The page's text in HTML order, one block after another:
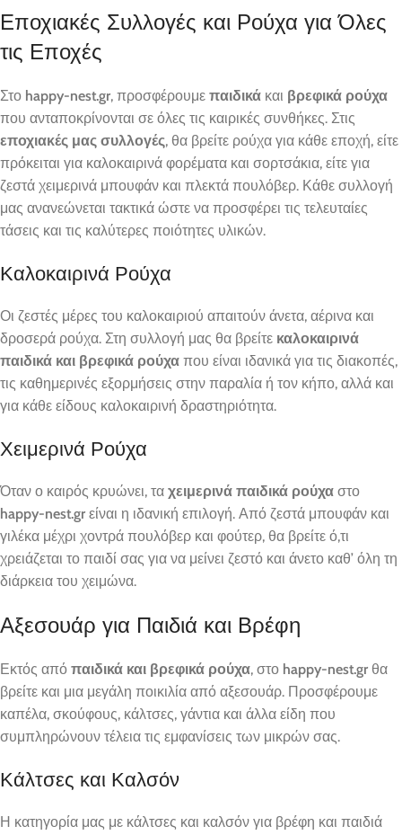
Εποχιακές Συλλογές και Ρούχα για Όλες
τις Εποχές
Στο happy-nest.gr, προσφέρουμε παιδικά και βρεφικά ρούχα
που ανταποκρίνονται σε όλες τις καιρικές συνθήκες. Στις
εποχιακές μας συλλογές, θα βρείτε ρούχα για κάθε εποχή, είτε
πρόκειται για καλοκαιρινά φορέματα και σορτσάκια, είτε για
ζεστά χειμερινά μπουφάν και πλεκτά πουλόβερ. Κάθε συλλογή
μας ανανεώνεται τακτικά ώστε να προσφέρει τις τελευταίες
τάσεις και τις καλύτερες ποιότητες υλικών.
Καλοκαιρινά Ρούχα
Οι ζεστές μέρες του καλοκαιριού απαιτούν άνετα, αέρινα και
δροσερά ρούχα. Στη συλλογή μας θα βρείτε καλοκαιρινά
παιδικά και βρεφικά ρούχα που είναι ιδανικά για τις διακοπές,
τις καθημερινές εξορμήσεις στην παραλία ή τον κήπο, αλλά και
για κάθε είδους καλοκαιρινή δραστηριότητα.
Χειμερινά Ρούχα
Όταν ο καιρός κρυώνει, τα χειμερινά παιδικά ρούχα στο
happy-nest.gr είναι η ιδανική επιλογή. Από ζεστά μπουφάν και
γιλέκα μέχρι χοντρά πουλόβερ και φούτερ, θα βρείτε ό,τι
χρειάζεται το παιδί σας για να μείνει ζεστό και άνετο καθ’ όλη τη
διάρκεια του χειμώνα.
Αξεσουάρ για Παιδιά και Βρέφη
Εκτός από παιδικά και βρεφικά ρούχα, στο happy-nest.gr θα
βρείτε και μια μεγάλη ποικιλία από αξεσουάρ. Προσφέρουμε
καπέλα, σκούφους, κάλτσες, γάντια και άλλα είδη που
συμπληρώνουν τέλεια τις εμφανίσεις των μικρών σας.
Κάλτσες και Καλσόν
Η κατηγορία μας με κάλτσες και καλσόν για βρέφη και παιδιά